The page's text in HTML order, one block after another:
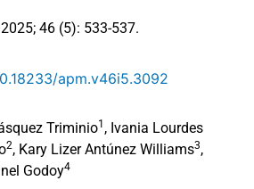
46 (5): 533-537.
apm.v46i5.3092
Triminio1 , Ivania Lourdes
2, Kary Lizer Antúnez Williams3,
Godoy4